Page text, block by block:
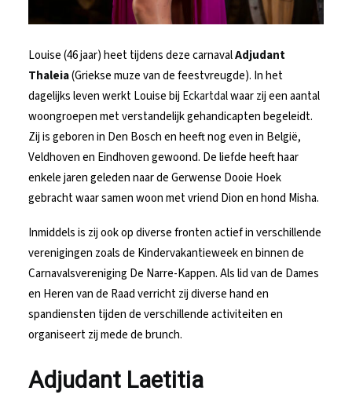
Louise (46 jaar) heet tijdens deze carnavalAdjudant
Thaleia(Griekse muze van de feestvreugde). In het
dagelijks leven werkt Louise bij Eckartdalwaar zij een aantal
woongroepen met verstandelijk gehandicapten begeleidt.
Zij is geboren in Den Bosch en heeft nog even in België,
Veldhoven en Eindhoven gewoond. De liefde heeft haar
enkele jaren geleden naar de Gerwense Dooie Hoek
gebracht waar samen woon met vriend Dion en hond Misha.
Inmiddels is zij ook op diverse fronten actief in verschillende
verenigingen zoals de Kindervakantieweek en binnen de
Carnavalsvereniging De Narre-Kappen. Als lid van de Dames
en Heren van de Raad verricht zij diverse hand en
spandiensten tijden de verschillende activiteiten en
organiseert zij mede de brunch.
Adjudant Laetitia